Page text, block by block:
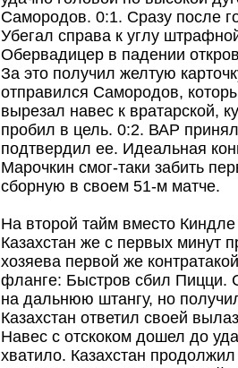
Самородов. 0:1. Сразу после
Убегал справа к углу
Обервадицер в падении
За это получил желтую
отправился Самородов,
вырезал навес к вратарской,
пробил в цель. 0:2. ВАР
подтвердил ее. Идеальная
Марочкин смог-таки забить
сборную в своем 51-м матче.
На второй тайм вместо
Казахстан же с первых минут
хозяева первой же
фланге: Быстров сбил Пицци.
на дальнюю штангу, но
Казахстан ответил своей
Навес с отскоком дошел до
хватило. Казахстан